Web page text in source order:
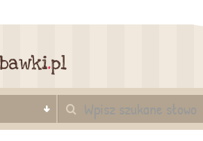
Sprawdź status